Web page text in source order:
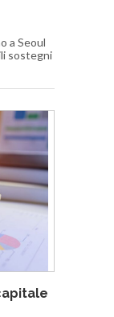
a Seoul
sostegni